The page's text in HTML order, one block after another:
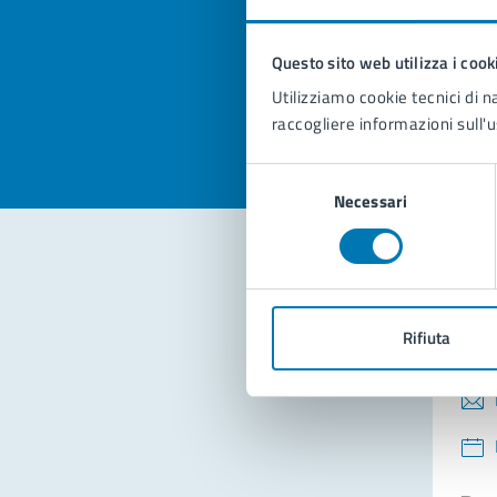
Questo sito web utilizza i
Utilizziamo cookie tecnici di
raccogliere informazioni
del
Necessari
Rifiuta
Valuta la